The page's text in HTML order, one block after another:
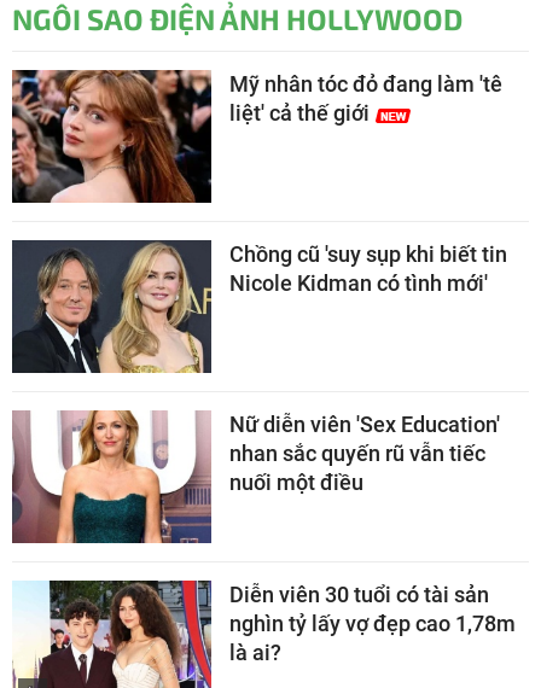
NGÔI SAO ĐIỆN ẢNH HOLLYWOOD
Mỹ nhân tóc đỏ đang làm 'tê
liệt' cả thế giới
Chồng cũ 'suy sụp khi biết tin
Nicole Kidman có tình mới'
Nữ diễn viên 'Sex Education'
nhan sắc quyến rũ vẫn tiếc
nuối một điều
Diễn viên 30 tuổi có tài sản
nghìn tỷ lấy vợ đẹp cao 1,78m
là ai?